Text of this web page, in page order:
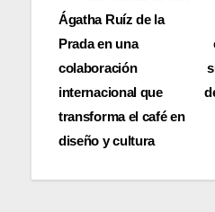
de
entradas
Ágatha Ruíz de la
Prada en una
colaboración
internacional que
transforma el café en
diseño y cultura